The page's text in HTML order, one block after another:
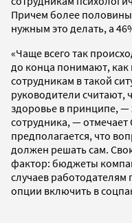
Причем более половины
нужным это делать, а
«Чаще всего так
до конца понимают,
сотрудникам в такой
руководители считают,
здоровье в принципе, —
сотрудника, —
предполагается, что
должен решать сам.
фактор: бюджеты
случаев работодателям
опции включить в